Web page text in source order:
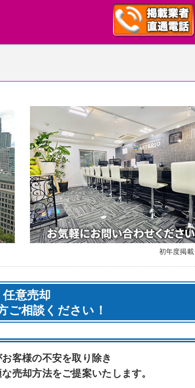
初年度掲
任意売却
ご相談ください！
客様の不安を取り除き
売却方法をご提案いたします。